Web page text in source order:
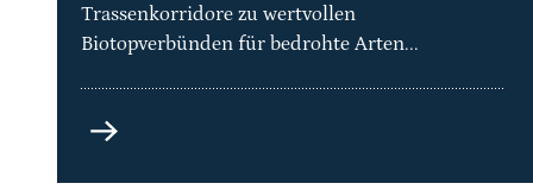
Trassenkorridore zu wertvollen
Biotopverbünden für bedrohte Arten...
Grüne
-